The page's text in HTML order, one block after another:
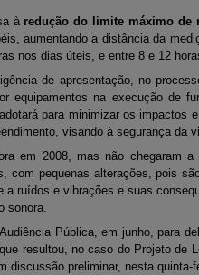
à redução do limite máximo de
aumentando a distância da
nos dias úteis, e entre 8 e 12
de apresentação, no
equipamentos na execução de
para minimizar os impactos
visando à segurança da
em 2008, mas não chegaram
com pequenas alterações, pois
ruídos e vibrações e suas
sonora.
Pública, em junho, para
resultou, no caso do Projeto de
discussão preliminar, nesta quinta-